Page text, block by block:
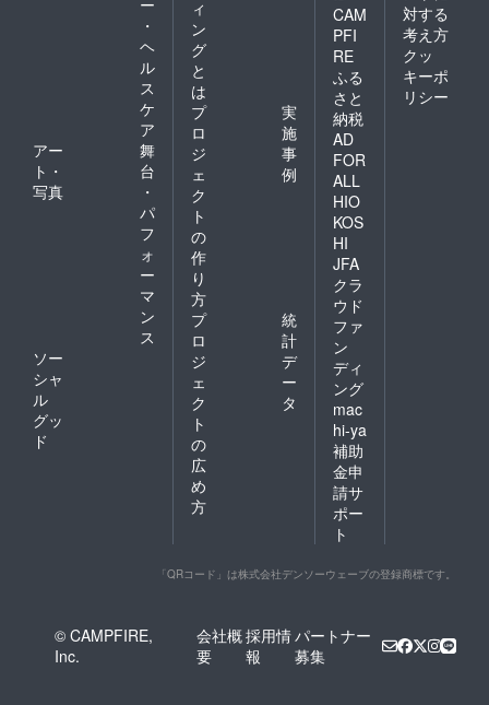
ー
・
ヘ
ル
ス
ケ
ア
アー
ト・
写真
舞
台
・
パ
フ
ォ
ー
マ
ン
ス
ソー
シャ
ル
グッ
ド
ィ
ン
グ
と
は
プ
ロ
ジ
ェ
ク
ト
の
作
り
方
実
施
事
例
プ
ロ
ジ
ェ
ク
ト
の
広
め
方
統
計
デ
ー
タ
CAM
PFI
RE
ふる
さと
納税
AD
FOR
ALL
HIO
KOS
HI
JFA
クラ
ウド
ファ
ン
ディ
ング
mac
hi-ya
補助
金申
請サ
ポー
ト
対する
考え方
クッ
キーポ
リシー
「QRコード」は株式会社デンソーウェーブの登録商標です。
© CAMPFIRE,
Inc.
会社概
要
採用情
報
パートナー
募集